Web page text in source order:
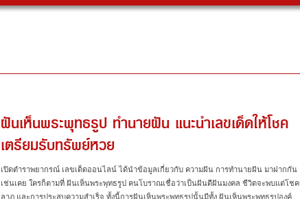
ฝันเห็นพระพุทธรูป ทำนายฝัน แนะนำเลขเด็ดให้โชค
เตรียมรับทรัพย์หวย
เปิดตำราพยากรณ์ เลขเด็ดออนไลน์ ได้นำข้อมูลเกี่ยวกับ ความฝัน การทำนายฝัน มาฝากกัน
เช่นเคย ใครก็ตามที่ ฝันเห็นพระพุทธรูป คนโบราณเชื่อว่าเป็นฝันดีฝันมงคล ชีวิตจะพบแต่โชค
ลาภ และการประสบความสำเร็จ ทั้งนี้การฝันเห็นพระพุทธรูปนั้นมีทั้ง ฝันเห็นพระพุทธรูปองค์